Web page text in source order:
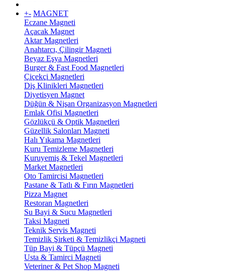
+- MAGNET
Eczane Magneti
Açacak Magnet
Aktar Magnetleri
Anahtarcı, Çilingir Magneti
Beyaz Eşya Magnetleri
Burger & Fast Food Magnetleri
Çiçekçi Magnetleri
Diş Klinikleri Magnetleri
Diyetisyen Magnet
Düğün & Nişan Organizasyon Magnetleri
Emlak Ofisi Magnetleri
Gözlükçü & Optik Magnetleri
Güzellik Salonları Magneti
Halı Yıkama Magnetleri
Kuru Temizleme Magnetleri
Kuruyemiş & Tekel Magnetleri
Market Magnetleri
Oto Tamircisi Magnetleri
Pastane & Tatlı & Fırın Magnetleri
Pizza Magnet
Restoran Magnetleri
Su Bayi & Sucu Magnetleri
Taksi Magneti
Teknik Servis Magneti
Temizlik Şirketi & Temizlikçi Magneti
Tüp Bayi & Tüpçü Magneti
Usta & Tamirci Magneti
Veteriner & Pet Shop Magneti